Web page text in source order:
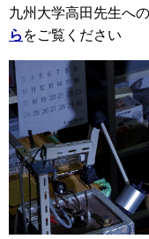
九州大学高田先生へ
ら をご覧ください